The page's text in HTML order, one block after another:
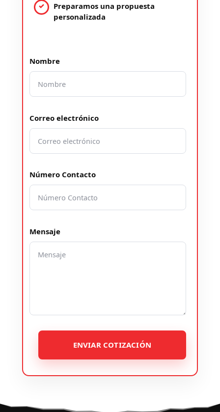
Preparamos una propuesta
personalizada
Nombre
Correo electrónico
Número Contacto
Mensaje
ENVIAR COTIZACIÓN